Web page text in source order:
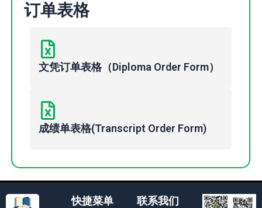
订单表格
文凭订单表格（Diploma Order Form）
成绩单表格(Transcript Order Form)
快捷菜单 联系我们